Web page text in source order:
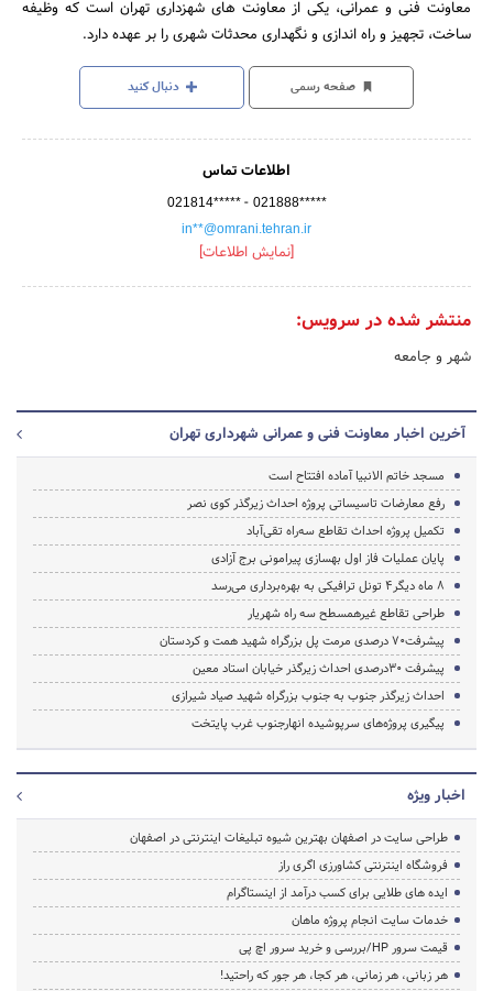
معاونت فنی و عمرانی، یکی از معاونت های شهزداری تهران است که وظیفه
ساخت، تجهیز و راه اندازی و نگهداری محدثات شهری را بر عهده دارد.
صفحه رسمی دنبال کنید
اطلاعات تماس
021814***** - 021888*****
in**@omrani.tehran.ir
[نمایش اطلاعات]
منتشر شده در سرویس:
شهر و جامعه
آخرین اخبار معاونت فنی و عمرانی شهرداری تهران
مسجد خاتم الانبیا آماده افتتاح است
رفع معارضات تاسیساتی پروژه احداث زیرگذر کوی نصر
تکمیل پروژه احداث تقاطع سه‌راه تقی‌آباد
پایان عملیات فاز اول بهسازی پیرامونی برج آزادی
8 ماه دیگر4 تونل ترافیکی به بهره‌برداری می‌رسد
طراحی تقاطع غیرهمسطح سه راه شهریار
پیشرفت70 درصدی مرمت پل بزرگراه‌ شهید همت و کردستان
پیشرفت 30درصدی احداث زیرگذر خیابان استاد معین
احداث زیرگذر جنوب به جنوب بزرگراه شهید صیاد شیرازی
پیگیری پروژه‌های سرپوشیده‌ انهارجنوب غرب پایتخت
اخبار ویژه
طراحی سایت در اصفهان بهترین شیوه تبلیغات اینترنتی در اصفهان
فروشگاه اینترنتی کشاورزی اگری راز
ایده های طلایی برای کسب درآمد از اینستاگرام
خدمات سایت انجام پروژه ماهان
قیمت سرور HP/بررسی و خرید سرور اچ پی
هر زبانی، هر زمانی، هر کجا، هر جور که راحتید!